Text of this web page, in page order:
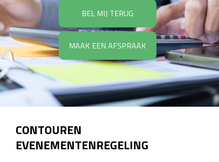
BEL MIJ TERUG
MAAK EEN AFSPRAAK
CONTOUREN
EVENEMENTENREGELING